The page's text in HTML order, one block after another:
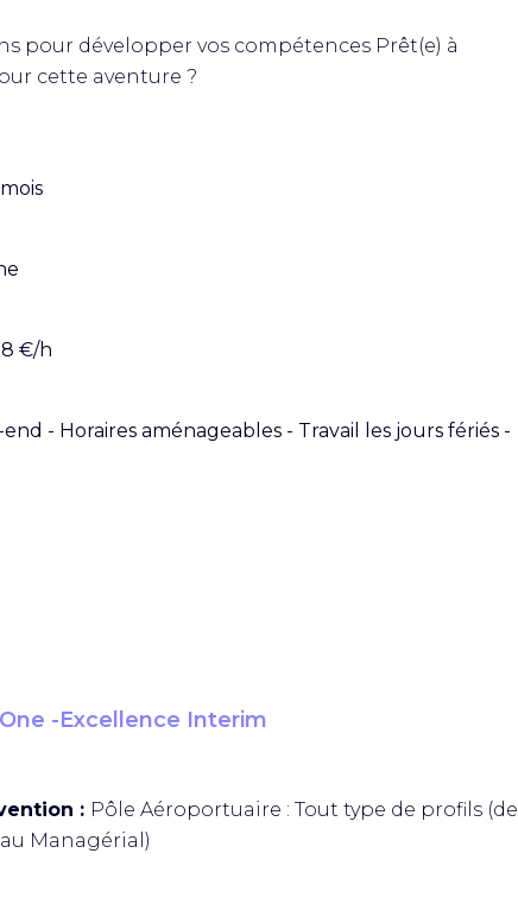
pour développer vos compétences Prêt(e) à
cette aventure ?
€/h
- Horaires aménageables - Travail les jours fériés -
-Excellence Interim
: Pôle Aéroportuaire : Tout type de profils (de
Managérial)